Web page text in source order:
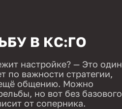
В КС:ГО
настройке? — Это один
по важности стратегии,
общению. Можно
но вот без базового
от соперника.